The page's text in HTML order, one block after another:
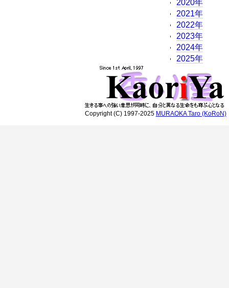
2020年
2021年
2022年
2023年
2024年
2025年
Copyright (C) 1997-2025 MURAOKA Taro (KoRoN)